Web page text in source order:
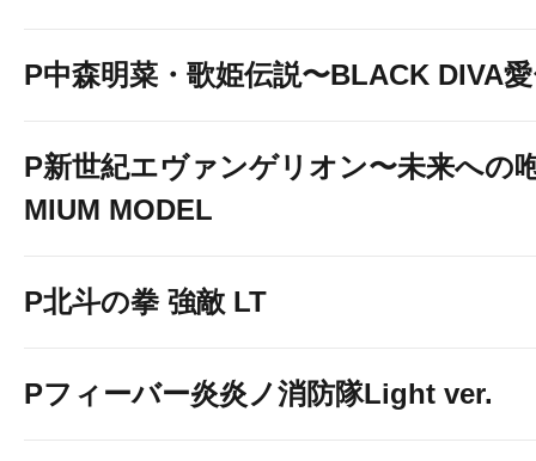
P中森明菜・歌姫伝説〜BLACK DIVA
P新世紀エヴァンゲリオン〜未来への
MIUM MODEL
P北斗の拳 強敵 LT
Pフィーバー炎炎ノ消防隊Light ver.